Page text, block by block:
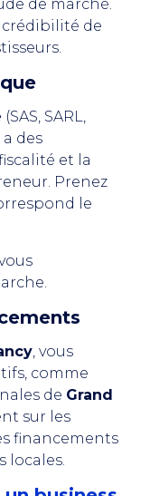
de marché.
crédibilité de
(SAS, SARL,
des
et la
Prenez
le
, vous
comme
de Grand
sur les
financements
locales.